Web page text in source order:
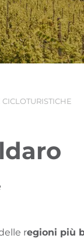
regioni più